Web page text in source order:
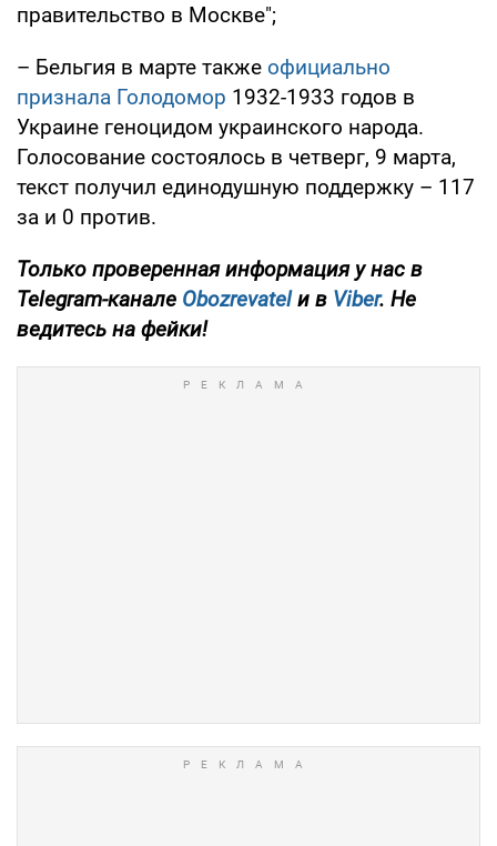
правительство в Москве";
– Бельгия в марте также официально
признала Голодомор 1932-1933 годов в
Украине геноцидом украинского народа.
Голосование состоялось в четверг, 9 марта,
текст получил единодушную поддержку – 117
за и 0 против.
Только проверенная информация у нас в
Telegram-канале Obozrevatelи в Viber. Не
ведитесь на фейки!